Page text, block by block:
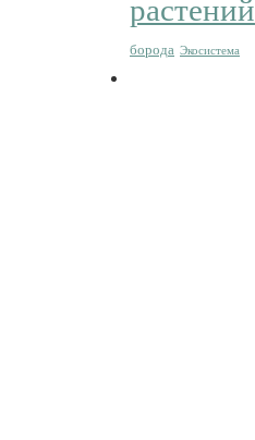
растений
борода Экосистема